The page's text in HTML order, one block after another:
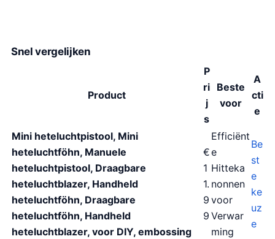
Snel vergelijken
Product
P
ri
j
s
Beste
voor
A
cti
e
Mini heteluchtpistool, Mini
heteluchtföhn, Manuele
heteluchtpistool, Draagbare
heteluchtblazer, Handheld
heteluchtföhn, Draagbare
heteluchtföhn, Handheld
heteluchtblazer, voor DIY, embossing
€
1
1.
9
9
Efficiënt
e
Hitteka
nonnen
voor
Verwar
ming
Be
st
e
ke
uz
e